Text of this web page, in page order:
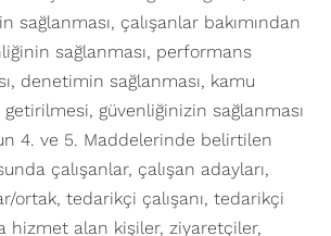
sağlanması, çalışanlar bakımından
sağlanması, performans
denetimin sağlanması, kamu
güvenliğinizin sağlanması
4. ve 5. Maddelerinde belirtilen
çalışanlar, çalışan adayları,
ortak, tedarikçi çalışanı, tedarikçi
hizmet alan kişiler, ziyaretçiler,